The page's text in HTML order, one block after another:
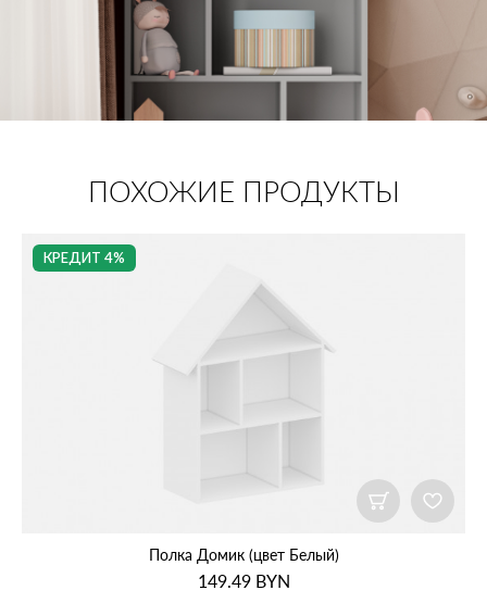
ПОХОЖИЕ ПРОДУКТЫ
КРЕДИТ 4%
Полка Домик (цвет Белый)
149.49BYN